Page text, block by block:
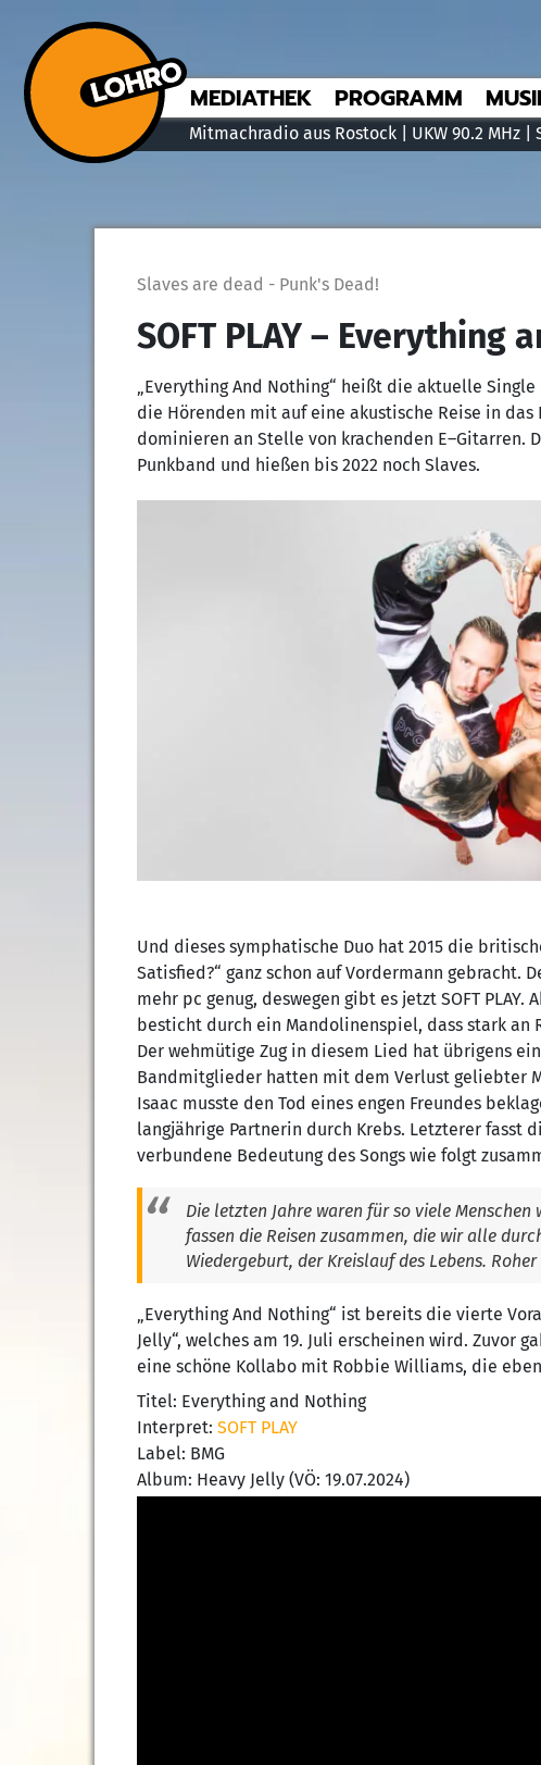
Mitmachradio aus Rostock | UKW 90.2 MHz |
MEDIATHEK PROGRAMM
Slaves are dead - Punk's Dead!
SOFT PLAY – Everything
„Everything And Nothing“ heißt die aktuelle
die Hörenden mit auf eine akustische Reise in das
dominieren an Stelle von krachenden E–Gitarren.
Punkband und hießen bis 2022 noch Slaves.
Und dieses symphatische Duo hat 2015 die
Satisfied?“ ganz schon auf Vordermann gebracht.
mehr pc genug, deswegen gibt es jetzt SOFT PLAY.
besticht durch ein Mandolinenspiel, dass stark an
Der wehmütige Zug in diesem Lied hat übrigens
Bandmitglieder hatten mit dem Verlust geliebter
Isaac musste den Tod eines engen Freundes
langjährige Partnerin durch Krebs. Letzterer fasst
verbundene Bedeutung des Songs wie folgt
Die letzten Jahre waren für so viele
fassen die Reisen zusammen, die wir alle
Wiedergeburt, der Kreislauf des Lebens.
„Everything And Nothing“ ist bereits die vierte
Jelly“, welches am 19. Juli erscheinen wird. Zuvor
eine schöne Kollabo mit Robbie Williams, die
Titel: Everything and Nothing
Interpret: SOFT PLAY
Label: BMG
Album: Heavy Jelly(VÖ: 19.07.2024)